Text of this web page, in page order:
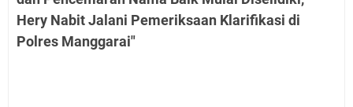
Hery Nabit Jalani Pemeriksaan Klarifikasi di
Polres Manggarai"